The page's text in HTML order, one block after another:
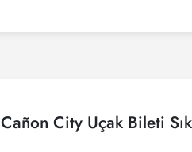
Cañon City Uçak Bileti